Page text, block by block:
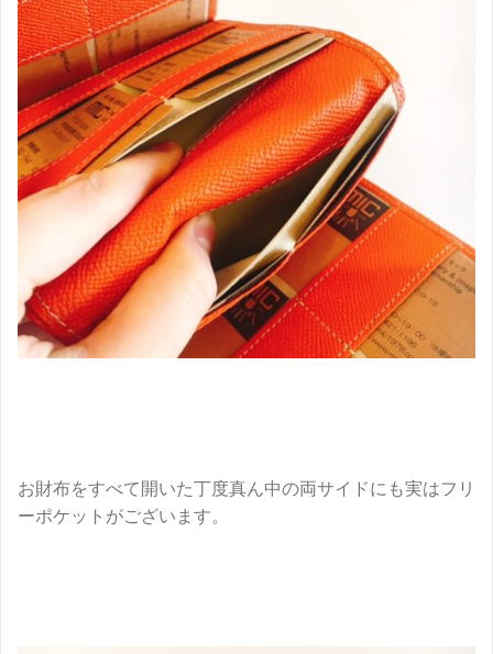
お財布をすべて開いた丁度真ん中の両サイドにも実はフリ
ーポケットがございます。